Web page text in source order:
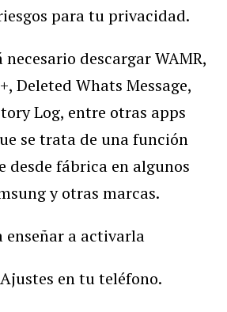
para tu privacidad.
necesario descargar WAMR,
Deleted Whats Message,
Log, entre otras apps
se trata de una función
desde fábrica en algunos
y otras marcas.
enseñar a activarla
en tu teléfono.